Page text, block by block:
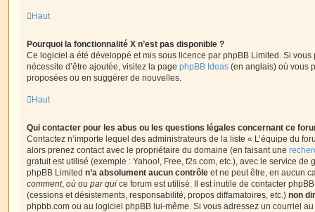
Haut
Pourquoi la fonctionnalité X n’est pas disponible ?
Ce logiciel a été développé et mis sous licence par phpBB Limited. Si vous
nécessite d’être ajoutée, visitez la page phpBB Ideas (en anglais) où vous
proposées ou en suggérer de nouvelles.
Haut
Qui contacter pour les abus ou les questions légales concernant ce
Contactez n’importe lequel des administrateurs de la liste « L’équipe du
alors prenez contact avec le propriétaire du domaine (en faisant une
gratuit est utilisé (exemple : Yahoo!, Free, f2s.com, etc.), avec le service de
phpBB Limited n’a absolument aucun contrôle et ne peut être, en aucun
comment, où ou par qui ce forum est utilisé. Il est inutile de contacter
(cessions et désistements, responsabilité, propos diffamatoires, etc.) non
phpbb.com ou au logiciel phpBB lui-même. Si vous adressez un courriel